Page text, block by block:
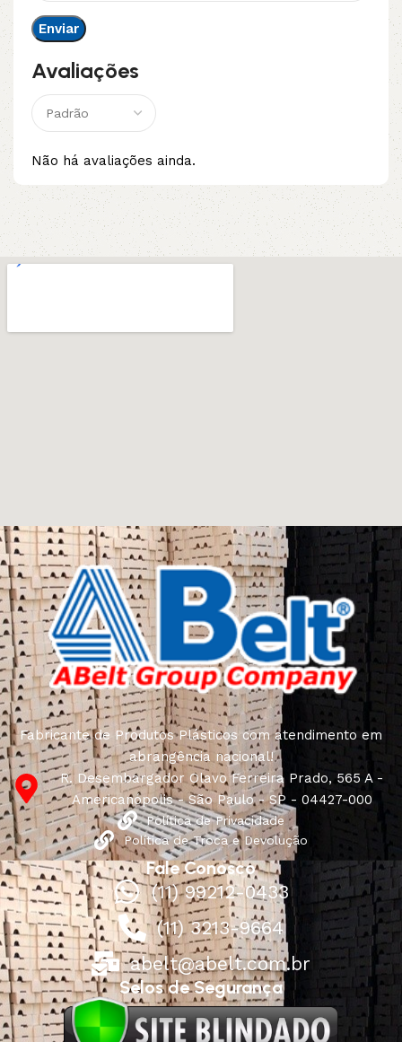
Avaliações
Não há avaliações ainda.
Fabricante de Produtos Plásticos com atendimento em
abrangência nacional!
R. Desembargador Olavo Ferreira Prado, 565 A -
Americanópolis - São Paulo - SP - 04427-000
Política de Privacidade
Política de Troca e Devolução
Fale Conosco
(11) 99212-0433
(11) 3213-9664
abelt@abelt.com.br
Selos de Segurança